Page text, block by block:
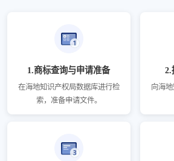
1.商标查询与申请准备
在海地知识产权局数据库进行检
索，准备申请文件。
2.
向海